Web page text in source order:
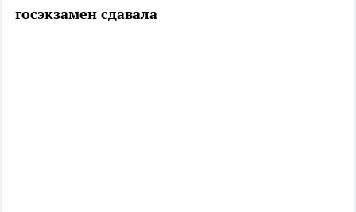
госэкзамен сдавала